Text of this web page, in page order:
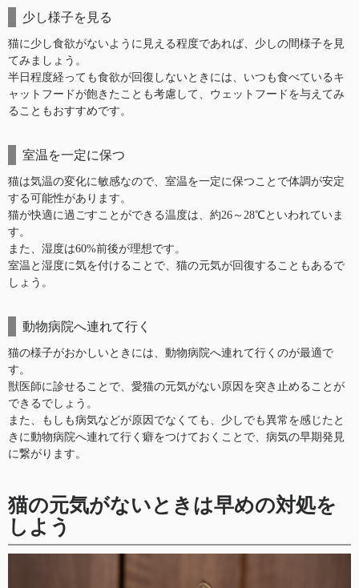
少し様子を見る
猫に少し食欲がないように見える程度であれば、少しの間様子を見
てみましょう。
半日程度経っても食欲が回復しないときには、いつも食べているキ
ャットフードが飽きたことも考慮して、ウェットフードを与えてみ
ることもおすすめです。
室温を一定に保つ
猫は気温の変化に敏感なので、室温を一定に保つことで体調が安定
する可能性があります。
猫が快適に過ごすことができる温度は、約26～28℃といわれていま
す。
また、湿度は60%前後が理想です。
室温と湿度に気を付けることで、猫の元気が回復することもあるで
しょう。
動物病院へ連れて行く
猫の様子がおかしいときには、動物病院へ連れて行くのが最適で
す。
獣医師に診せることで、愛猫の元気がない原因を突き止めることが
できるでしょう。
また、もしも病気などが原因でなくても、少しでも異常を感じたと
きに動物病院へ連れて行く癖をつけておくことで、病気の早期発見
に繋がります。
猫の元気がないときは早めの対処を
しよう